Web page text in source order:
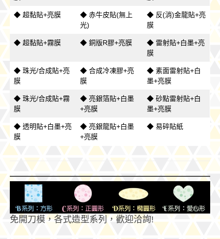
◆ 超黏貼+亮膜
◆ 赤牛皮貼(無上
光)
◆ 反(消)金龍貼+亮
膜
◆ 超黏貼+霧膜 ◆ 銅版R膠+亮膜
◆ 雷射貼+白墨+亮
膜
◆ 珠光/合成貼+亮
膜
◆ 合成冷凍膠+亮
膜
◆ 素面雷射貼+白
墨+亮膜
◆ 珠光/合成貼+霧
膜
◆ 亮銀箔貼+白墨
+亮膜
◆ 砂點雷射貼+白
墨+亮膜
◆ 透明貼+白墨+亮
膜
◆ 亮銀龍貼+白墨
+亮膜
◆ 易碎貼紙
免開刀模，各式造型系列，歡迎洽詢!